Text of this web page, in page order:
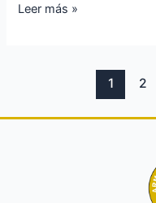
Leer más »
1 2